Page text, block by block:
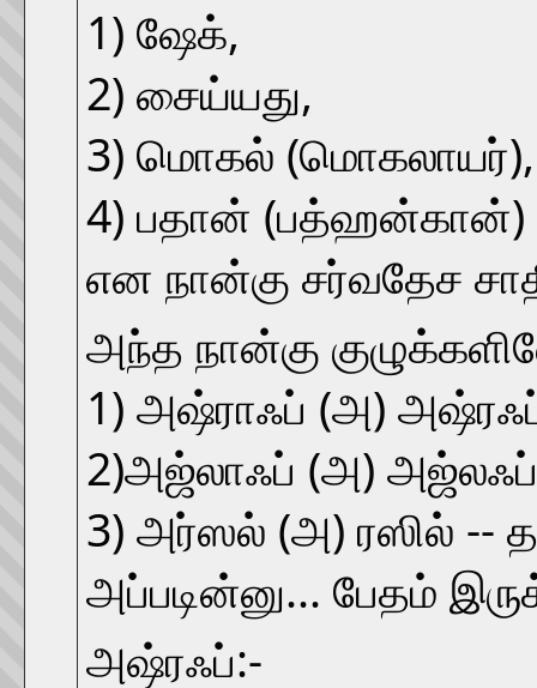
1) ஷேக்,
2) சைய்யது,
3) மொகல் (மொகலாயர்),
4) பதான் (பத்ஹன்கான்)
என நான்கு சர்வதேச
அந்த நான்கு
1) அஷ்ராஃப் (அ)
2)அஜ்லாஃப் (அ)
3) அர்ஸல் (அ) ரஸில் --
அப்படின்னு... பேதம்
அஷ்ரஃப்:-